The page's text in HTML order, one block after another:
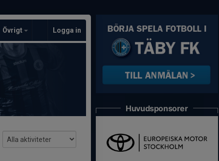
Övrigt Logga in
Huvudsponsorer